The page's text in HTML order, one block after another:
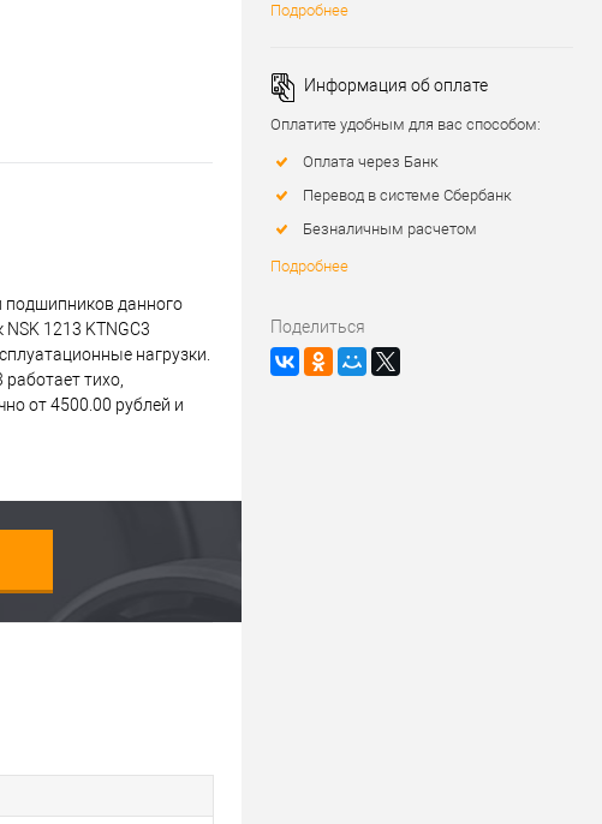
подшипников данного
1213 KTNGC3
нагрузки.
тихо,
от 4500.00 рублей и
Подробнее
Информация об оплате
Оплатите удобным для вас способом:
Оплата через Банк
Перевод в системе Сбербанк
Безналичным расчетом
Подробнее
Поделиться